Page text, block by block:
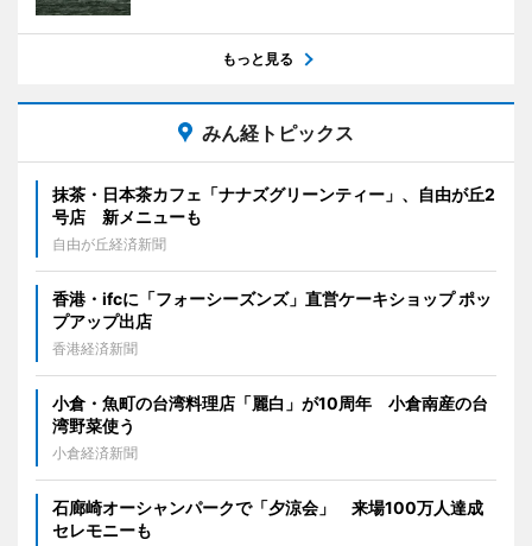
もっと見る
みん経トピックス
抹茶・日本茶カフェ「ナナズグリーンティー」、自由が丘2
号店 新メニューも
自由が丘経済新聞
香港・ifcに「フォーシーズンズ」直営ケーキショップ ポッ
プアップ出店
香港経済新聞
小倉・魚町の台湾料理店「麗白」が10周年 小倉南産の台
湾野菜使う
小倉経済新聞
石廊崎オーシャンパークで「夕涼会」 来場100万人達成
セレモニーも